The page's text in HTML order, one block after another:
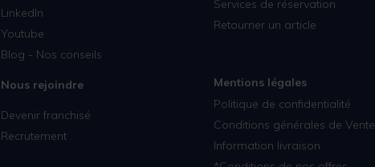
LinkedIn
Youtube
Blog - Nos conseils
Nous rejoindre
Devenir franchisé
Recrutement
Services de réservation
Retourner un article
Mentions légales
Politique de confidentialité
Conditions générales de Vente
Information livraison